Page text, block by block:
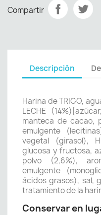
Compartir
Descripción
Harina de TRIGO,
LECHE
manteca de cacao,
emulgente
vegetal (girasol),
glucosa y fructosa,
polvo (2,6%),
emulgente
ácidos grasos), sal,
tratamiento de la
Conservar en